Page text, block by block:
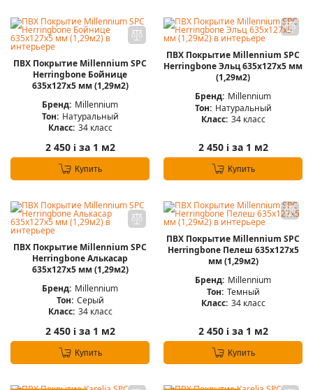
ПВХ Покрытие Millennium SPC
Herringbone Бойнице
635x127x5 мм (1,29м2)
Бренд: Millennium
Тон: Натуральный
Класс: 34 класс
2 450 iза 1 м2
Купить
ПВХ Покрытие Millennium SPC
Herringbone Эльц 635x127x5 мм
(1,29м2)
Бренд: Millennium
Тон: Натуральный
Класс: 34 класс
2 450 iза 1 м2
Купить
ПВХ Покрытие Millennium SPC
Herringbone Алькасар
635x127x5 мм (1,29м2)
Бренд: Millennium
Тон: Серый
Класс: 34 класс
2 450 iза 1 м2
Купить
ПВХ Покрытие Millennium SPC
Herringbone Пелеш 635x127x5
мм (1,29м2)
Бренд: Millennium
Тон: Темный
Класс: 34 класс
2 450 iза 1 м2
Купить